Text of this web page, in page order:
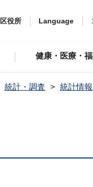
区役所 Language
健康・医療・
統計・調査 統計情